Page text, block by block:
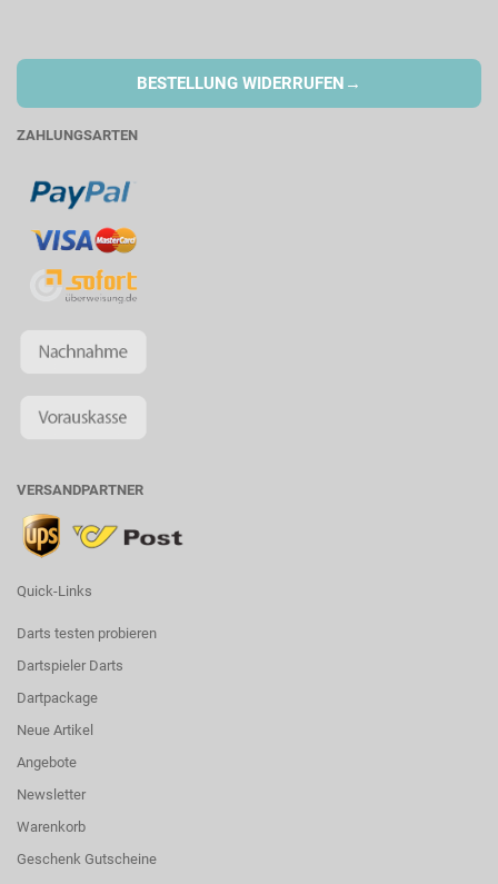
BESTELLUNG WIDERRUFEN →
ZAHLUNGSARTEN
VERSANDPARTNER
Quick-Links
Darts testen probieren
Dartspieler Darts
Dartpackage
Neue Artikel
Angebote
Newsletter
Warenkorb
Geschenk Gutscheine